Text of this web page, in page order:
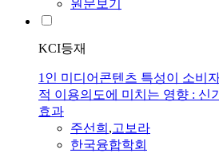
원문보기
KCI등재
1인 미디어콘텐츠 특성이 소비
적 이용의도에 미치는 영향 : 신
효과
주선희 ,고보라
한국융합학회